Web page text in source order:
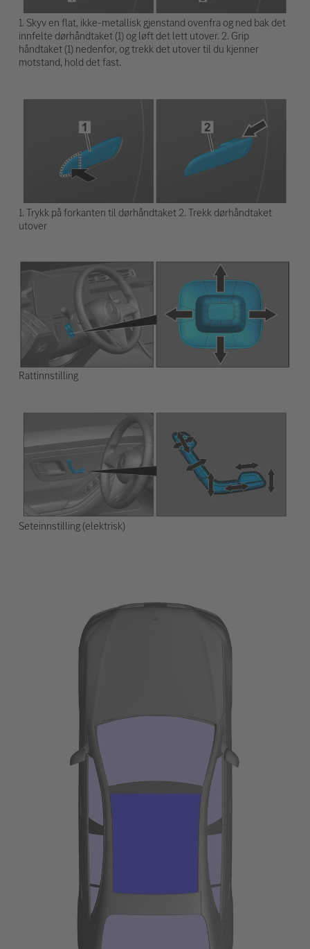
1. Skyv en flat, ikke-metallisk gjenstand ovenfra og ned bak det
innfelte dørhåndtaket (1) og løft det lett utover. 2. Grip
håndtaket (1) nedenfor, og trekk det utover til du kjenner
motstand, hold det fast.
1. Trykk på forkanten til dørhåndtaket 2. Trekk dørhåndtaket
utover
Rattinnstilling
Seteinnstilling (elektrisk)